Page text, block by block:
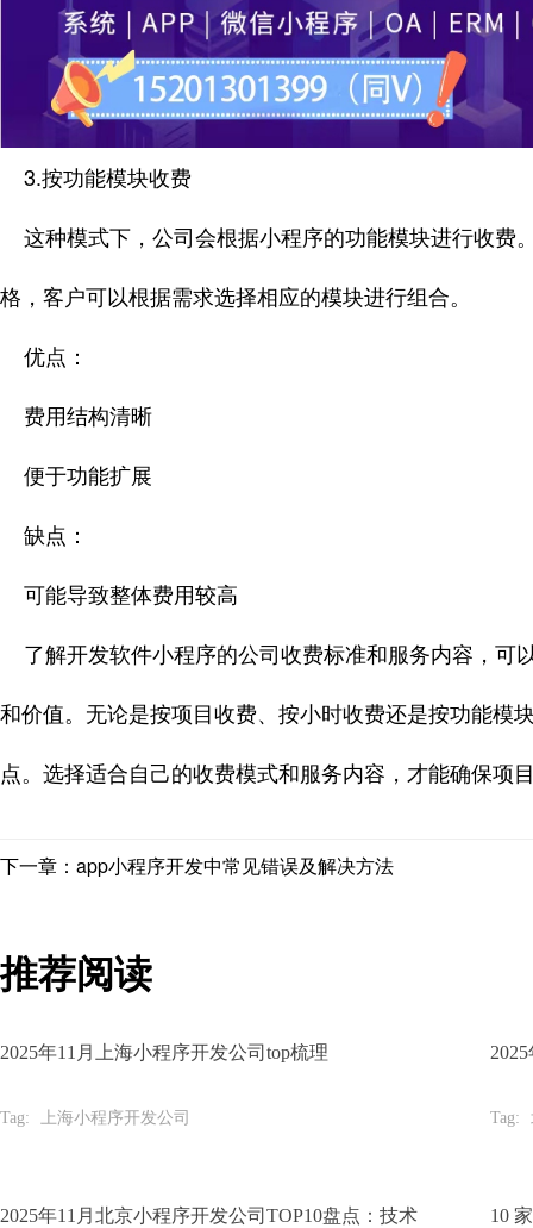
3.按功能模块收费
这种模式下，公司会根据小程序的功能模块进行收费
格，客户可以根据需求选择相应的模块进行组合。
优点：
费用结构清晰
便于功能扩展
缺点：
可能导致整体费用较高
了解开发软件小程序的公司收费标准和服务内容，可
和价值。无论是按项目收费、按小时收费还是按功能模
点。选择适合自己的收费模式和服务内容，才能确保项
下一章：app小程序开发中常见错误及解决方法
推荐阅读
2025年11月上海小程序开发公司top梳理
Tag: 上海小程序开发公司 Tag:
2025年11月北京小程序开发公司TOP10盘点：技术
10